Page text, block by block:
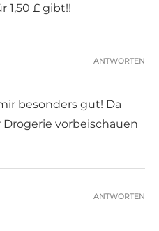
1,50 £ gibt!!
besonders gut! Da
vorbeischauen
ANTWORTEN
ANTWORTEN